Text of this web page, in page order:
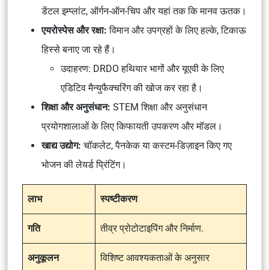
डेंटल इम्प्लांट, ऑर्गन-ऑन-चिप और यहां तक ​​कि मानव ऊतक।
एयरोस्पेस और रक्षा:विमान और उपग्रहों के लिए हल्के, टिकाऊ
हिस्से बनाए जा रहे हैं।
उदाहरण: DRDO हथियार भागों और यूएवी के लिए
एडिटिव मैन्युफैक्चरिंग की खोज कर रहा है।
शिक्षा और अनुसंधान: STEM शिक्षा और अनुसंधान
प्रयोगशालाओं के लिए किफायती उपकरण और मॉडल।
खाद्य उद्योग:चॉकलेट, पैनकेक या कस्टम-डिज़ाइन किए गए
भोजन की लेयर्ड प्रिंटिंग।
लाभ स्पष्टीकरण
गति तीव्र प्रोटोटाइपिंग और निर्माण.
अनुकूलन
विशिष्ट आवश्यकताओं के अनुसार